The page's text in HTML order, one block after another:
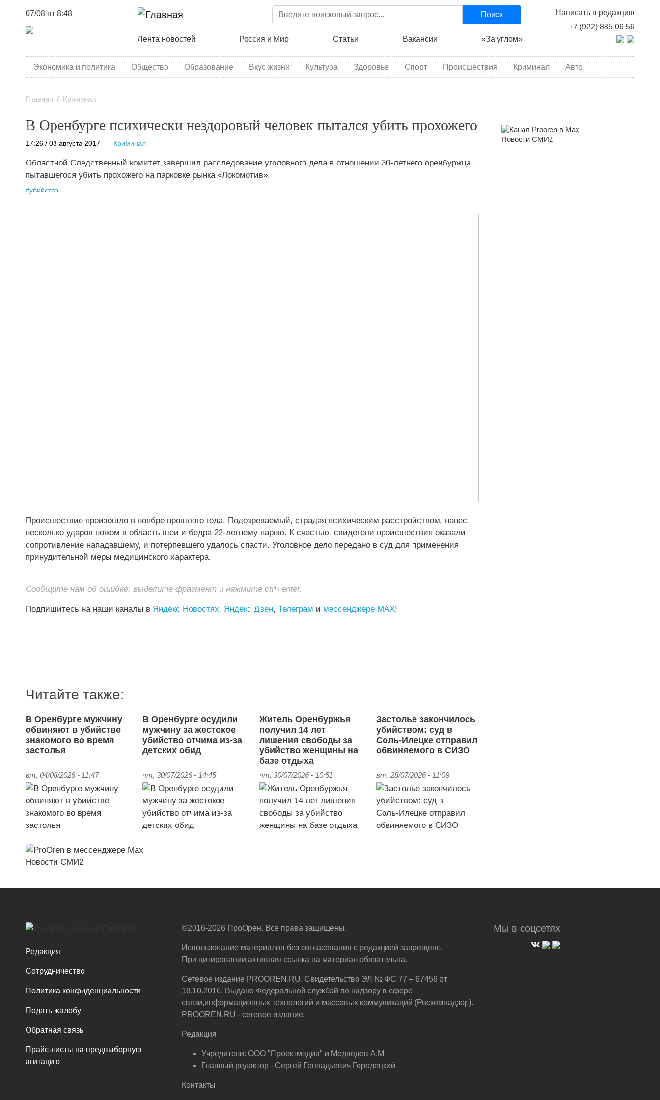
Перейти
к
содержанию
07/08 пт 8:48
Написать в редакцию
+7 (922) 885 06 56
Поиск
Основная навигация
Лента новостей Россия и Мир Статьи Вакансии «За углом»
category menu
Экономика и политика Общество Образование Вкус жизни Культура Здоровье Спорт Происшествия Криминал Авто
Главная Криминал
В Оренбурге психически нездоровый человек пытался убить прохожего
17:26 / 03 августа 2017 Криминал
Областной Следственный комитет завершил расследование уголовного дела в отношении 30-летнего оренбуржца,
пытавшегося убить прохожего на парковке рынка «Локомотив».
#убийство
Происшествие произошло в ноябре прошлого года. Подозреваемый, страдая психическим расстройством, нанес
несколько ударов ножом в область шеи и бедра 22-летнему парню. К счастью, свидетели происшествия оказали
сопротивление нападавшему, и потерпевшего удалось спасти. Уголовное дело передано в суд для применения
принудительной меры медицинского характера.
Сообщите нам об ошибке: выделите фрагмент и нажмите ctrl+enter.
Подпишитесь на наши каналы в Яндекс Новостях, Яндекс Дзен, Телеграм и мессенджере MAX!
Читайте также:
В Оренбурге мужчину
обвиняют в убийстве
знакомого во время
застолья
вт, 04/08/2026 - 11:47
В Оренбурге осудили
мужчину за жестокое
убийство отчима из-за
детских обид
чт, 30/07/2026 - 14:45
Житель Оренбуржья
получил 14 лет
лишения свободы за
убийство женщины на
базе отдыха
чт, 30/07/2026 - 10:51
Застолье закончилось
убийством: суд в
Соль‑Илецке отправил
обвиняемого в СИЗО
вт, 28/07/2026 - 11:09
Новости СМИ2
Новости СМИ2
Редакция
Сотрудничество
Политика конфиденциальности
Подать жалобу
Обратная связь
Прайс-листы на предвыборную
агитацию
Мы в соцсетях
©2016-2026 ПроОрен. Все права защищены.
Использование материалов без согласования с редакцией запрещено.
При цитировании активная ссылка на материал обязательна.
Сетевое издание PROOREN.RU. Свидетельство ЭЛ № ФС 77 – 67456 от
18.10.2016. Выдано Федеральной службой по надзору в сфере
связи,информационных технологий и массовых коммуникаций (Роскомнадзор).
PROOREN.RU - сетевое издание.
Редакция
Учредители: ООО "Проектмедиа" и Медведев А.М.
Главный редактор - Сергей Геннадьевич Городецкий
Контакты